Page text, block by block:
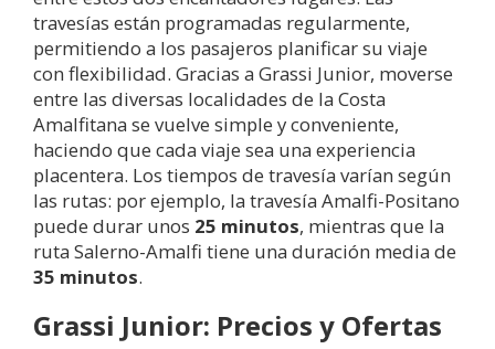
travesías están programadas regularmente,
permitiendo a los pasajeros planificar su viaje
con flexibilidad. Gracias a Grassi Junior, moverse
entre las diversas localidades de la Costa
Amalfitana se vuelve simple y conveniente,
haciendo que cada viaje sea una experiencia
placentera. Los tiempos de travesía varían según
las rutas: por ejemplo, la travesía Amalfi-Positano
puede durar unos 25 minutos, mientras que la
ruta Salerno-Amalfi tiene una duración media de
35 minutos.
Grassi Junior: Precios y Ofertas